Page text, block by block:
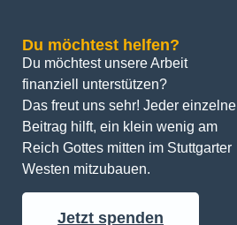
Du möchtest helfen?
Du möchtest unsere Arbeit
finanziell unterstützen?
Das freut uns sehr! Jeder einzelne
Beitrag hilft, ein klein wenig am
Reich Gottes mitten im Stuttgarter
Westen mitzubauen.
Jetzt spenden